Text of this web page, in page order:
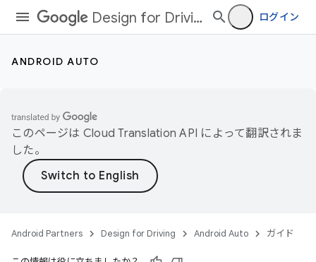
Design for Driving ログイン
ANDROID AUTO
このページは Cloud Translation API によって翻訳されま
した。
Android Partners Design for Driving Android Auto ガイド